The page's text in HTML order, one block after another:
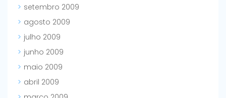
setembro 2009
agosto 2009
julho 2009
junho 2009
maio 2009
abril 2009